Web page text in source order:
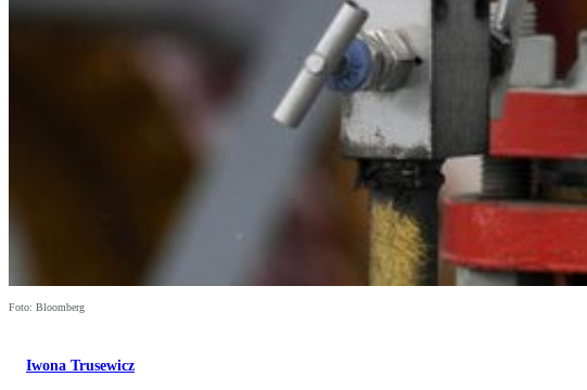
Foto: Bloomberg
Iwona Trusewicz